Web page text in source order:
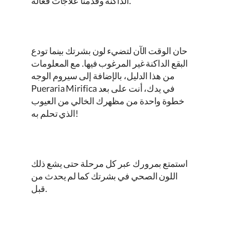
حان الوقت الآن لتضيء لون بشرتك بينما تودع
البقع الداكنة غير المرغوب فيها. مع المعلومات
من هذا الدليل، بالإضافة إلى سيروم الوجه
Pueraria Mirifica
خطوة واحدة من مظهرك الخالي من العيوب
الذي تحلم به!
استمتع بمرورك عبر كل مرحلة حتى يشع ذلك
اللون الصحي في بشرتك كما لم يحدث من
قبل.